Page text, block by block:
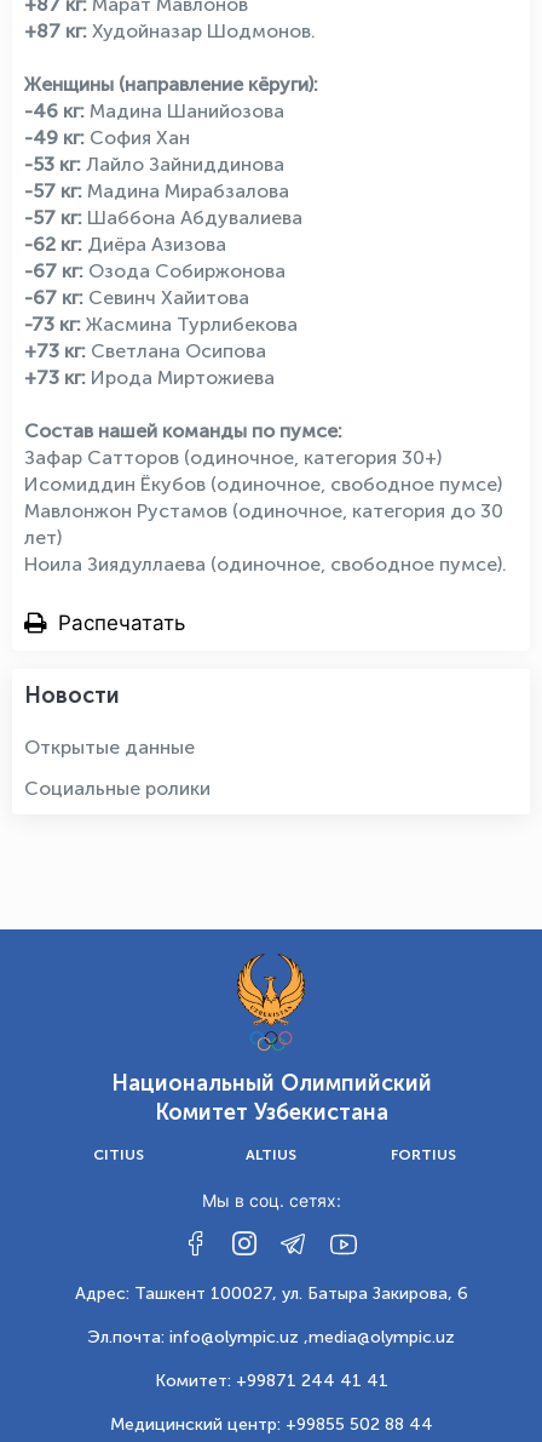
+87 кг: Худойназар Шодмонов.
Женщины (направление кёруги):
-46 кг: Мадина Шанийозова
-49 кг: София Хан
-53 кг: Лайло Зайниддинова
-57 кг: Мадина Мирабзалова
-57 кг: Шаббона Абдувалиева
-62 кг: Диёра Азизова
-67 кг: Озода Собиржонова
-67 кг: Севинч Хайитова
-73 кг: Жасмина Турлибекова
+73 кг: Светлана Осипова
+73 кг: Ирода Миртожиева
Состав нашей команды по пумсе:
Зафар Сатторов (одиночное, категория 30+)
Исомиддин Ёкубов (одиночное, свободное пумсе)
Мавлонжон Рустамов (одиночное, категория до 30
лет)
Ноила Зиядуллаева (одиночное, свободное пумсе).
Распечатать
Новости
Открытые данные
Социальные ролики
Национальный Олимпийский
Комитет Узбекистана
CITIUS ALTIUS FORTIUS
Мы в соц. сетях:
Адрес: Ташкент 100027, ул. Батыра Закирова, 6
Эл.почта: info@olympic.uz ,media@olympic.uz
Комитет: +99871 244 41 41
Медицинский центр: +99855 502 88 44